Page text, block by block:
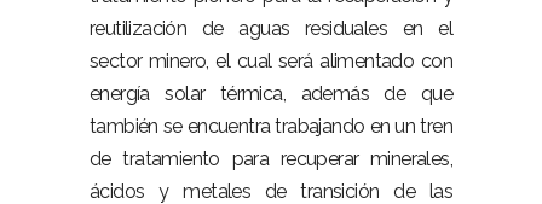
reutilización de aguas residuales en el
sector minero, el cual será alimentado con
energía solar térmica, además de que
también se encuentra trabajando en un tren
de tratamiento para recuperar minerales,
ácidos y metales de transición de las